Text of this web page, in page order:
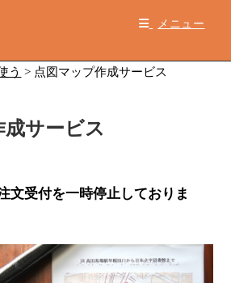
メニュー
う > 点図マップ作成サービス
サービス
文受付を一時停止しておりま